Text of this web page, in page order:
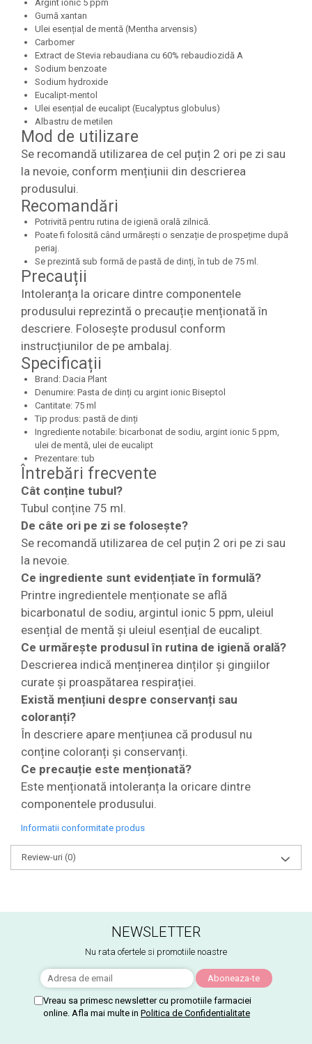
Argint ionic 5 ppm
Gumă xantan
Ulei esențial de mentă (Mentha arvensis)
Carbomer
Extract de Stevia rebaudiana cu 60% rebaudiozidă A
Sodium benzoate
Sodium hydroxide
Eucalipt-mentol
Ulei esențial de eucalipt (Eucalyptus globulus)
Albastru de metilen
Mod de utilizare
Se recomandă utilizarea de cel puțin 2 ori pe zi sau
la nevoie, conform mențiunii din descrierea
produsului.
Recomandări
Potrivită pentru rutina de igienă orală zilnică.
Poate fi folosită când urmărești o senzație de prospețime după
periaj.
Se prezintă sub formă de pastă de dinți, în tub de 75 ml.
Precauții
Intoleranța la oricare dintre componentele
produsului reprezintă o precauție menționată în
descriere. Folosește produsul conform
instrucțiunilor de pe ambalaj.
Specificații
Brand: Dacia Plant
Denumire: Pasta de dinți cu argint ionic Biseptol
Cantitate: 75 ml
Tip produs: pastă de dinți
Ingrediente notabile: bicarbonat de sodiu, argint ionic 5 ppm,
ulei de mentă, ulei de eucalipt
Prezentare: tub
Întrebări frecvente
Cât conține tubul?
Tubul conține 75 ml.
De câte ori pe zi se folosește?
Se recomandă utilizarea de cel puțin 2 ori pe zi sau
la nevoie.
Ce ingrediente sunt evidențiate în formulă?
Printre ingredientele menționate se află
bicarbonatul de sodiu, argintul ionic 5 ppm, uleiul
esențial de mentă și uleiul esențial de eucalipt.
Ce urmărește produsul în rutina de igienă orală?
Descrierea indică menținerea dinților și gingiilor
curate și proaspătarea respirației.
Există mențiuni despre conservanți sau
coloranți?
În descriere apare mențiunea că produsul nu
conține coloranți și conservanți.
Ce precauție este menționată?
Este menționată intoleranța la oricare dintre
componentele produsului.
Informatii conformitate produs
Review-uri (0)
NEWSLETTER
Nu rata ofertele si promotiile noastre
Vreau sa primesc newsletter cu promotiile farmaciei
online. Afla mai multe in Politica de Confidentialitate